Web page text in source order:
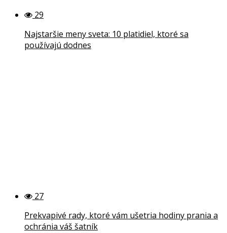
29
Najstaršie meny sveta: 10 platidiel, ktoré sa
používajú dodnes
27
Prekvapivé rady, ktoré vám ušetria hodiny prania a
ochránia váš šatník